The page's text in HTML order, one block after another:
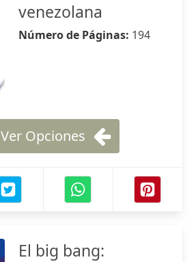
venezolana
Número de Páginas: 194
Ver Opciones
El big bang: